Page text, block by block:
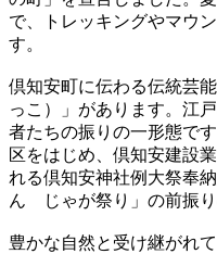
で、トレッキングやマウ
す。
倶知安町に伝わる伝統芸
っこ）」があります。江
者たちの振りの一形態で
区をはじめ、倶知安建設
れる倶知安神社例大祭奉
ん じゃが祭り」の前振り
豊かな自然と受け継がれ